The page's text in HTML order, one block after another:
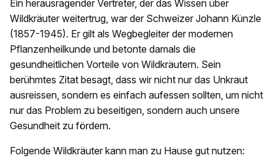
Ein herausragender Vertreter, der das Wissen über
Wildkräuter weitertrug, war der Schweizer Johann Künzle
(1857-1945). Er gilt als Wegbegleiter der modernen
Pflanzenheilkunde und betonte damals die
gesundheitlichen Vorteile von Wildkräutern. Sein
berühmtes Zitat besagt, dass wir nicht nur das Unkraut
ausreissen, sondern es einfach aufessen sollten, um nicht
nur das Problem zu beseitigen, sondern auch unsere
Gesundheit zu fördern.
Folgende Wildkräuter kann man zu Hause gut nutzen: